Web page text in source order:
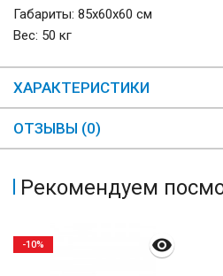
Габариты: 85х60х60 см
Вес: 50 кг
ХАРАКТЕРИСТИКИ
ОТЗЫВЫ (0)
Рекомендуем
-10%